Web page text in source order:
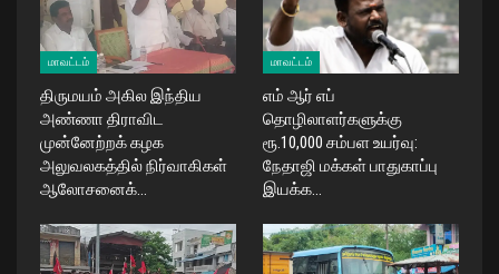
மாவட்டம்
திருமயம் அகில இந்திய
அண்ணா திராவிட
முன்னேற்றக் கழக
அலுவலகத்தில் நிர்வாகிகள்
ஆலோசனைக்…
மாவட்டம்
எம் ஆர் எப்
தொழிலாளர்களுக்கு
ரூ.10,000 சம்பள உயர்வு:
நேதாஜி மக்கள் பாதுகாப்பு
இயக்க…